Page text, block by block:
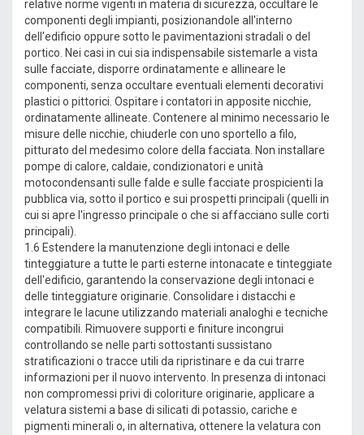
relative norme vigenti in materia di sicurezza, occultare le
componenti degli impianti, posizionandole all'interno
dell'edificio oppure sotto le pavimentazioni stradali o del
portico. Nei casi in cui sia indispensabile sistemarle a vista
sulle facciate, disporre ordinatamente e allineare le
componenti, senza occultare eventuali elementi decorativi
plastici o pittorici. Ospitare i contatori in apposite nicchie,
ordinatamente allineate. Contenere al minimo necessario le
misure delle nicchie, chiuderle con uno sportello a filo,
pitturato del medesimo colore della facciata. Non installare
pompe di calore, caldaie, condizionatori e unità
motocondensanti sulle falde e sulle facciate prospicienti la
pubblica via, sotto il portico e sui prospetti principali (quelli in
cui si apre l'ingresso principale o che si affacciano sulle corti
principali).
1.6 Estendere la manutenzione degli intonaci e delle
tinteggiature a tutte le parti esterne intonacate e tinteggiate
dell'edificio, garantendo la conservazione degli intonaci e
delle tinteggiature originarie. Consolidare i distacchi e
integrare le lacune utilizzando materiali analoghi e tecniche
compatibili. Rimuovere supporti e finiture incongrui
controllando se nelle parti sottostanti sussistano
stratificazioni o tracce utili da ripristinare e da cui trarre
informazioni per il nuovo intervento. In presenza di intonaci
non compromessi privi di coloriture originarie, applicare a
velatura sistemi a base di silicati di potassio, cariche e
pigmenti minerali o, in alternativa, ottenere la velatura con